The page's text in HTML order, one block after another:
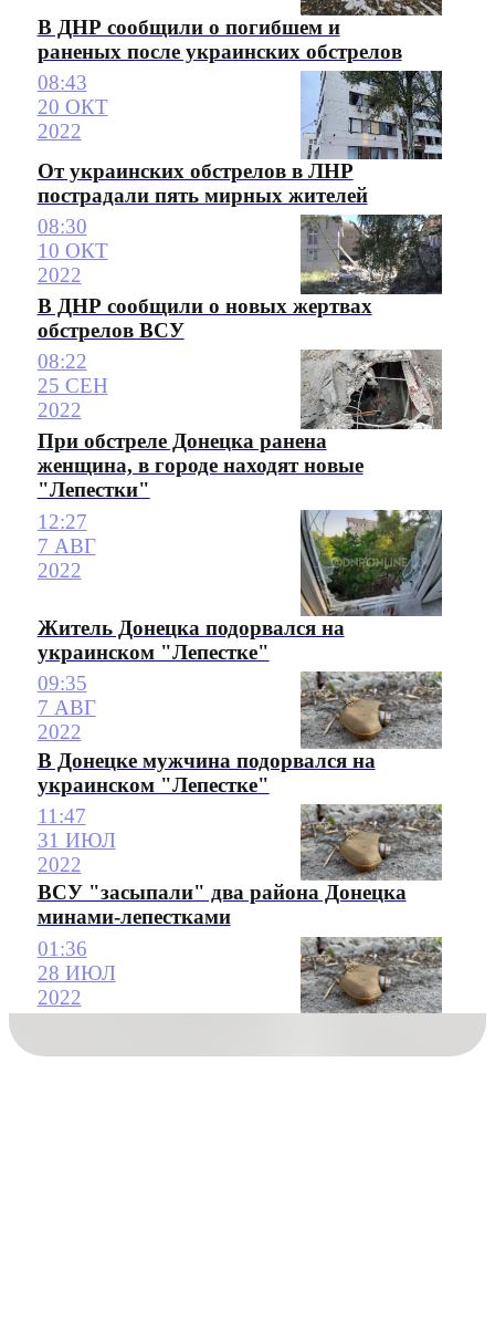
В ДНР сообщили о погибшем и
раненых после украинских обстрелов
08:43
20 ОКТ
2022
От украинских обстрелов в ЛНР
пострадали пять мирных жителей
08:30
10 ОКТ
2022
В ДНР сообщили о новых жертвах
обстрелов ВСУ
08:22
25 СЕН
2022
При обстреле Донецка ранена
женщина, в городе находят новые
"Лепестки"
12:27
7 АВГ
2022
Житель Донецка подорвался на
украинском "Лепестке"
09:35
7 АВГ
2022
В Донецке мужчина подорвался на
украинском "Лепестке"
11:47
31 ИЮЛ
2022
ВСУ "засыпали" два района Донецка
минами-лепестками
01:36
28 ИЮЛ
2022